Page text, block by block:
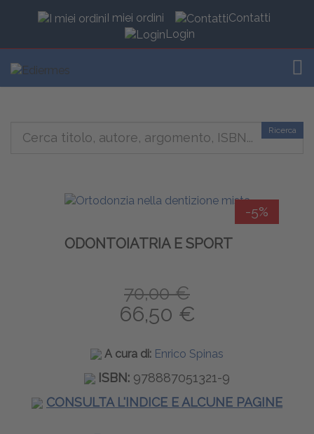
I miei ordini
Contatti
Login
Ricerca
-5%
ODONTOIATRIA E SPORT
70,00 €
66,50 €
A cura di: Enrico Spinas
ISBN: 978887051321-9
CONSULTA L'INDICE E ALCUNE PAGINE